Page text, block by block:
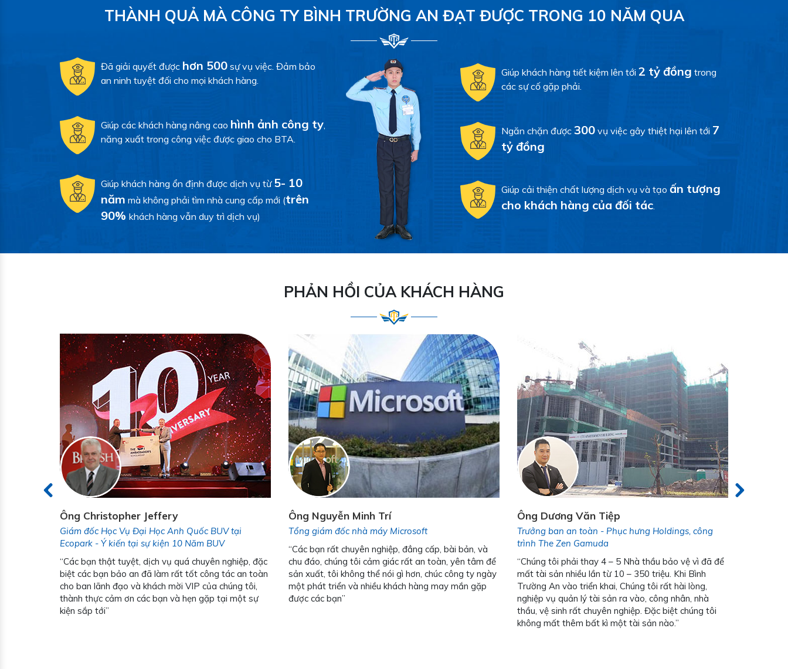
THÀNH QUẢ MÀ CÔNG TY BÌNH TRƯỜNG AN ĐẠT ĐƯỢC TRONG 10 NĂM QUA
Đã giải quyết được hơn 500 sự vụ việc. Đảm bảo
an ninh tuyệt đối cho mọi khách hàng.
Giúp các khách hàng nâng cao hình ảnh công ty,
năng xuất trong công việc được giao cho BTA.
Giúp khách hàng ổn định được dịch vụ từ 5- 10
năm mà không phải tìm nhà cung cấp mới (trên
90% khách hàng vẫn duy trì dịch vụ)
Giúp khách hàng tiết kiệm lên tới 2 tỷ đồng trong
các sự cố gặp phải.
Ngăn chặn được 300vụ việc gây thiệt hại lên tới 7
tỷ đồng
Giúp cải thiện chất lượng dịch vụ và tạo ấn tượng
cho khách hàng của đối tác.
PHẢN HỒI CỦA KHÁCH HÀNG
Ông Christopher Jeffery
Giám đốc Học Vụ Đại Học Anh Quốc BUV tại
Ecopark - Ý kiến tại sự kiện 10 Năm BUV
“Các bạn thật tuyệt, dịch vụ quá chuyên nghiệp, đặc
biệt các bạn bảo an đã làm rất tốt công tác an toàn
cho ban lãnh đạo và khách mời VIP của chúng tôi,
thành thực cảm ơn các bạn và hẹn gặp tại một sự
kiện sắp tới”
Ông Nguyễn Minh Trí
Tổng giám đốc nhà máy Microsoft
“Các bạn rất chuyên nghiệp, đẳng cấp, bài bản, và
chu đáo, chúng tôi cảm giác rất an toàn, yên tâm để
sản xuất, tôi không thể nói gì hơn, chúc công ty ngày
một phát triển và nhiều khách hàng may mắn gặp
được các bạn”
Ông Dương Văn Tiệp
Trưởng ban an toàn - Phục hưng Holdings, công
trình The Zen Gamuda
“Chúng tôi phải thay 4 – 5 Nhà thầu bảo vệ vì đã để
mất tài sản nhiều lần từ 10 – 350 triệu. Khi Bình
Trường An vào triển khai, Chúng tôi rất hài lòng,
nghiệp vụ quản lý tài sản ra vào, công nhân, nhà
thầu, vệ sinh rất chuyên nghiệp. Đặc biệt chúng tôi
không mất thêm bất kì một tài sản nào.”